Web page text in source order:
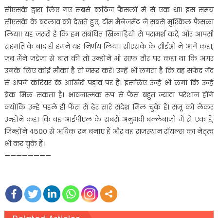
सीएसके द्वारा लिए गए सबसे कठिन फैसलों में से एक था। इस समय
सीएसके के बदलाव को देखते हुए, टीम मैनेजमेंट ने सबसे मुश्किल फैसला
लिया। यह जरूरी है कि हम संबंधित खिलाड़ियों से परामर्श करें, और आपसी
सहमति के बाद ही हमने यह निर्णय लिया। सीएसके के सीईओ ने आगे कहा,
जब मैंने जडेजा से बात की तो उन्होंने भी साफ तौर पर कहा था कि अगर
उनके लिए कोई मौका है तो जरूर करें। उन्हें भी लगता है कि वह सफेद गेंद
से अपने करियर के आखिरी पड़ाव पर हैं। इसलिए उन्हें भी लगा कि उन्हें
ब्रेक मिल सकता है। भावनात्मक रूप से फैंस बहुत ज्यादा परेशान होंगे
क्योंकि उन्हें पहले ही फैंस से ढेर सारे संदेश मिल चुके हैं। संजू को लेकर
उन्होंने कहा कि वह आईपीएल के सबसे अनुभवी बल्लेबाजों में से एक हैं,
जिन्होंने ४५०० से अधिक रन बनाए हैं और वह राजस्थान रॉयल्स का नेतृत्व
भी कर चुके हैं।
————————